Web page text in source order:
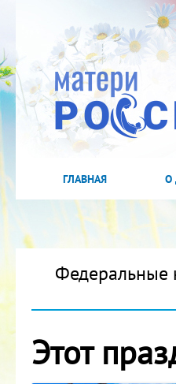
ГЛАВНАЯ О
Федеральные
Этот